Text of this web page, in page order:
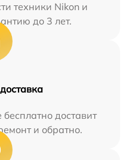
техники Nikon и
до 3 лет.
доставит
и обратно.